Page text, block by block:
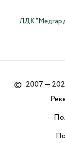
ЛДК
© 2007 —